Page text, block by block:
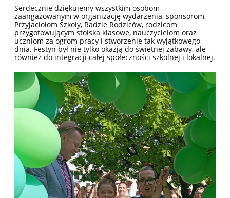
Serdecznie dziękujemy wszystkim osobom
zaangażowanym w organizację wydarzenia, sponsorom,
Przyjaciołom Szkoły, Radzie Rodziców, rodzicom
przygotowującym stoiska klasowe, nauczycielom oraz
uczniom za ogrom pracy i stworzenie tak wyjątkowego
dnia. Festyn był nie tylko okazją do świetnej zabawy, ale
również do integracji całej społeczności szkolnej i lokalnej.